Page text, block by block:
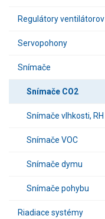
Regulátory ventilátorov
Servopohony
Snímače
Snímače CO2
Snímače vlhkosti, RH
Snímače VOC
Snímače dymu
Snímače pohybu
Riadiace systémy